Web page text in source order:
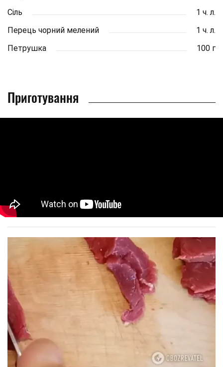
Сіль
1 ч. л.
Перець чорний мелений
1 ч. л.
Петрушка
100 г
Приготування